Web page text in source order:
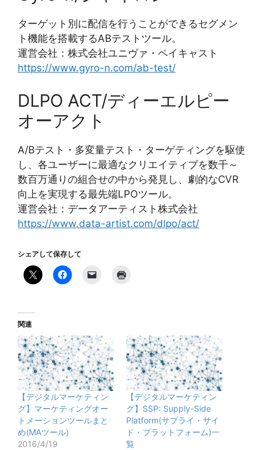
ターゲット別に配信を行うことができるセグメン
ト機能を搭載するABテストツール。
運営会社：株式会社ユニヴァ・ペイキャスト
https://www.gyro-n.com/ab-test/
DLPO ACT/ディーエルピー
オーアクト
A/Bテスト・多変量テスト・ターゲティングを駆使
し、各ユーザーに最適なクリエイティブを数千～
数百万通りの組合せの中から発見し、劇的なCVR
向上を実現する最先端LPOツール。
運営会社：データアーティスト株式会社
https://www.data-artist.com/dlpo/act/
シェアして保存して
関連
【デジタルマーケティン
グ】マーケティングオー
トメーションツールまと
め(MAツール)
2016/4/19
【デジタルマーケティン
グ】SSP: Supply-Side
Platform(サプライ・サイ
ド・プラットフォーム)一
覧